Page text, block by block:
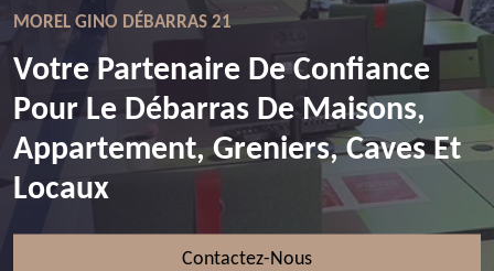
MOREL GINO DÉBARRAS 21
Votre Partenaire De Confiance
Pour Le Débarras De Maisons,
Appartement, Greniers, Caves Et
Locaux
Contactez-Nous